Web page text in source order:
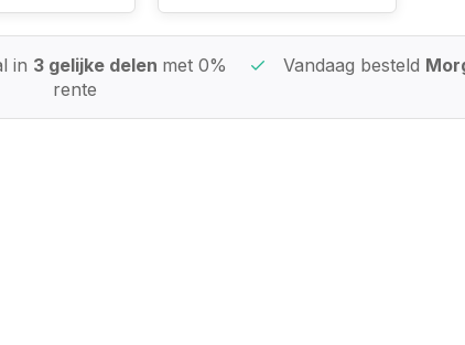
in 3 gelijke delen met 0%
rente
Vandaag besteld